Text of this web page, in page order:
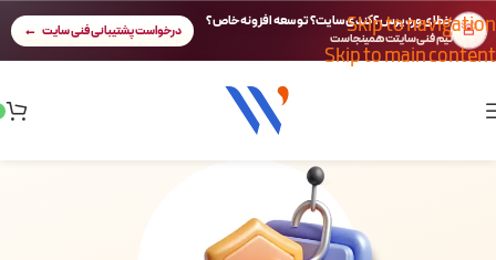
Skip to navigation
Skip to main content
🚨 خطای وردپرس؟ کندی سایت؟ توسعه افزونه خاص؟
تیم فنی سایتت همینجاست درخواست پشتیبانی فنی سایت